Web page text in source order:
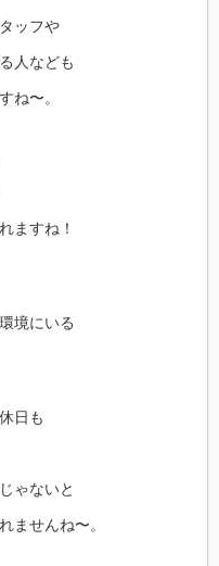
ッフや
人なども
ね〜。
ますね！
境にいる
日も
ゃないと
ませんね〜。